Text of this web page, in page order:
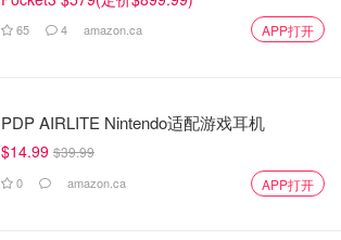
65 4 amazon.ca APP打开
PDP AIRLITE Nintendo适配游戏耳机
$14.99 $39.99
0 amazon.ca APP打开